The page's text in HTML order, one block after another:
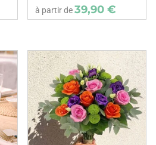
à partir de39,90 €